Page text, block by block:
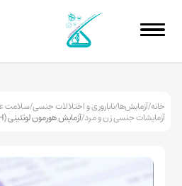
خانه/آزمایش‌ها/ناباروری و اختلالات جنسی/سلامت
آزمایشات جنسی زن و مرد/آزمایش هورمون لوتئینی (LH)